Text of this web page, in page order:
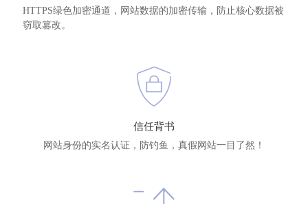
HTTPS绿色加密通道，网站数据的加密传输，防止核心数据被
窃取篡改。
信任背书
网站身份的实名认证，防钓鱼，真假网站一目了然！